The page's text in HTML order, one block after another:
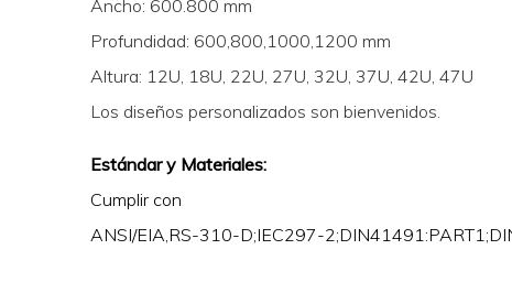
Ancho: 600.800 mm
Profundidad: 600,800,1000,1200 mm
Altura: 12U, 18U, 22U, 27U, 32U, 37U, 42U, 47U
Los diseños personalizados son bienvenidos.
Estándar y Materiales:
Cumplir con
ANSI/EIA,RS-310-D;IEC297-